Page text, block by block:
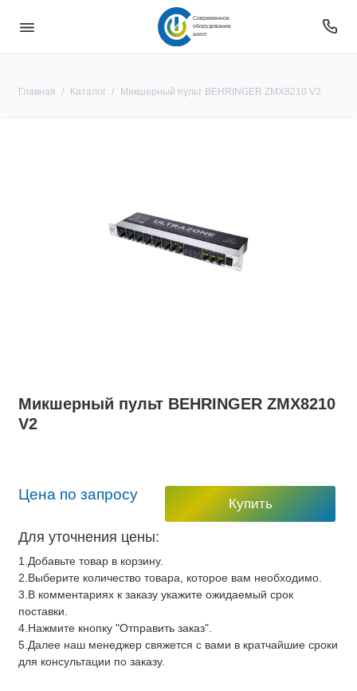
Современное
оборудование
школ
Главная Каталог Микшерный пульт BEHRINGER ZMX8210 V2
Микшерный пульт BEHRINGER ZMX8210
V2
Цена по запросу
Купить
Для уточнения цены:
1.Добавьте товар в корзину.
2.Выберите количество товара, которое вам необходимо.
3.В комментариях к заказу укажите ожидаемый срок
поставки.
4.Нажмите кнопку "Отправить заказ".
5.Далее наш менеджер свяжется с вами в кратчайшие сроки
для консультации по заказу.